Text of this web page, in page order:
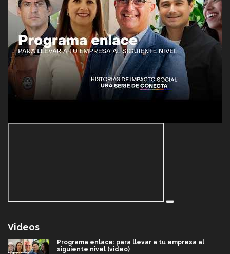
Videos
Programa enlace: para llevar a tu empresa al
siguiente nivel (video)